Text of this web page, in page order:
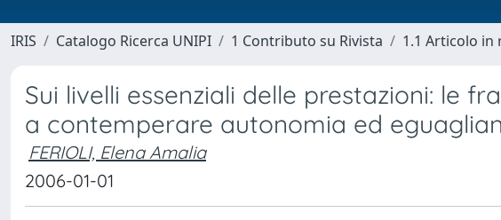
IRIS Catalogo Ricerca UNIPI 1 Contributo su Rivista 1.1 Articolo in
Sui livelli essenziali delle prestazioni: le
a contemperare autonomia ed
FERIOLI, Elena Amalia
2006-01-01